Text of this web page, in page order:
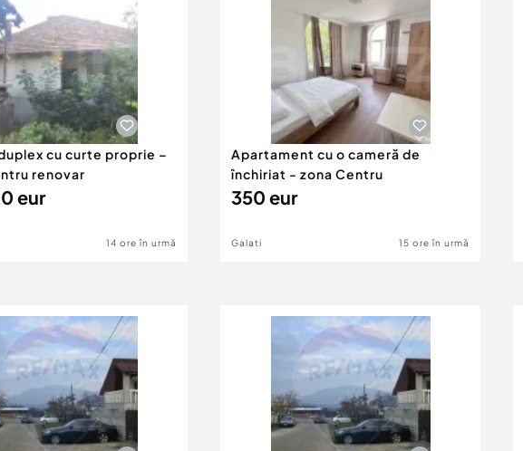
cu curte proprie –
renovar
eur
14 ore în urmă
Apartament cu o cameră de
închiriat - zona Centru
350 eur
Galati 15 ore în urmă